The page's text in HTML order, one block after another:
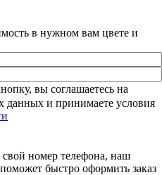
в нужном вам цвете и
вы соглашаетесь на
данных и принимаете условия
свой номер телефона, наш
быстро оформить заказ